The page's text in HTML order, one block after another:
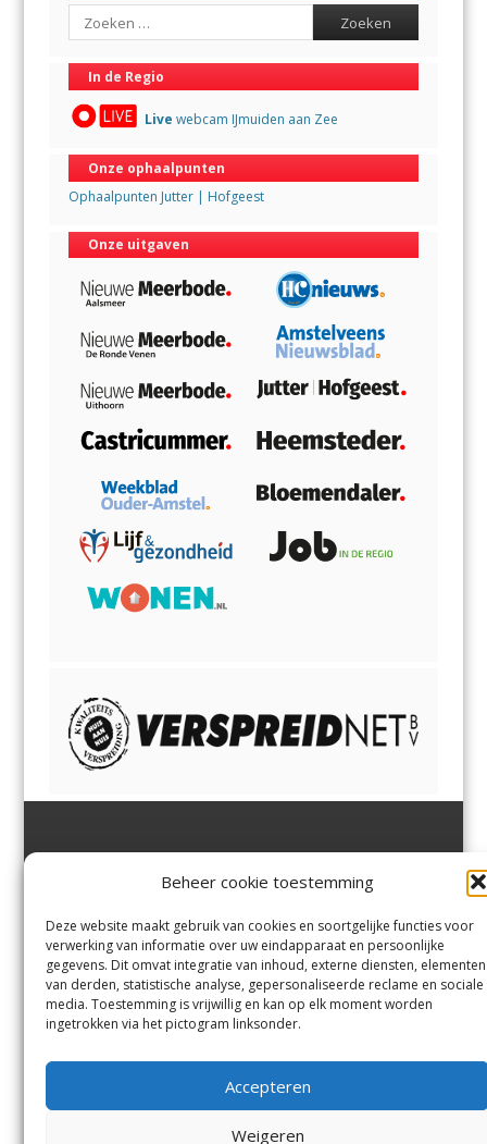
Beheer cookie toestemming
Deze website maakt gebruik van cookies en soortgelijke functies voor
verwerking van informatie over uw eindapparaat en persoonlijke
gegevens. Dit omvat integratie van inhoud, externe diensten, elementen
van derden, statistische analyse, gepersonaliseerde reclame en sociale
media. Toestemming is vrijwillig en kan op elk moment worden
ingetrokken via het pictogram linksonder.
Accepteren
Weigeren
Search
In de Regio
Live webcam IJmuiden aan Zee
Onze ophaalpunten
Ophaalpunten Jutter | Hofgeest
Onze uitgaven
Margadantstraat 34
0255-533900
info@jutter.nlofinfo@hofgee
st.nl
Velserbroek,Velsen-Zuid,
Zuid,Driehuisen
Spaarnwoude.
Contact
Andere uitgaven
Voorwaarden